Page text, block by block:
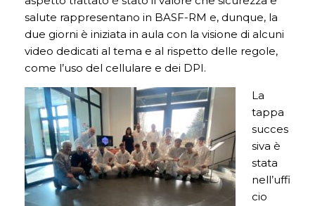
salute rappresentano in BASF-RM e, dunque, la
due giorni è iniziata in aula con la visione di alcuni
video dedicati al tema e al rispetto delle regole,
come l’uso del cellulare e dei DPI.
La
tappa
succes
siva è
stata
nell’uffi
cio